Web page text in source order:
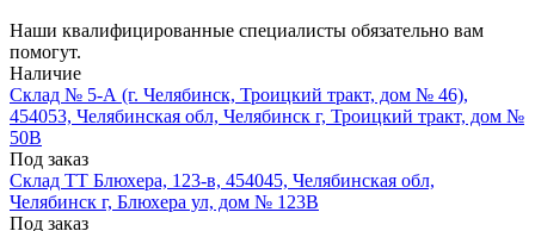
Наши квалифицированные специалисты обязательно вам
помогут.
Наличие
Склад № 5-А (г. Челябинск, Троицкий тракт, дом № 46),
454053, Челябинская обл, Челябинск г, Троицкий тракт, дом №
50В
Под заказ
Склад ТТ Блюхера, 123-в, 454045, Челябинская обл,
Челябинск г, Блюхера ул, дом № 123В
Под заказ